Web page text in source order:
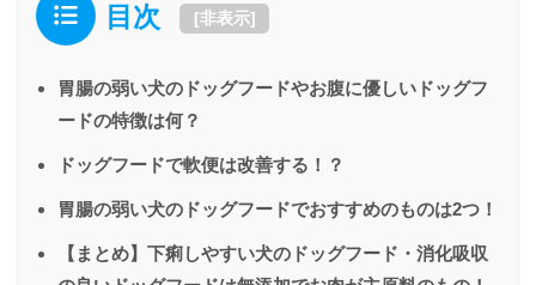
目次 [非表示]
胃腸の弱い犬のドッグフードやお腹に優しいドッグフ
ードの特徴は何？
ドッグフードで軟便は改善する！？
胃腸の弱い犬のドッグフードでおすすめのものは2つ！
【まとめ】下痢しやすい犬のドッグフード・消化吸収